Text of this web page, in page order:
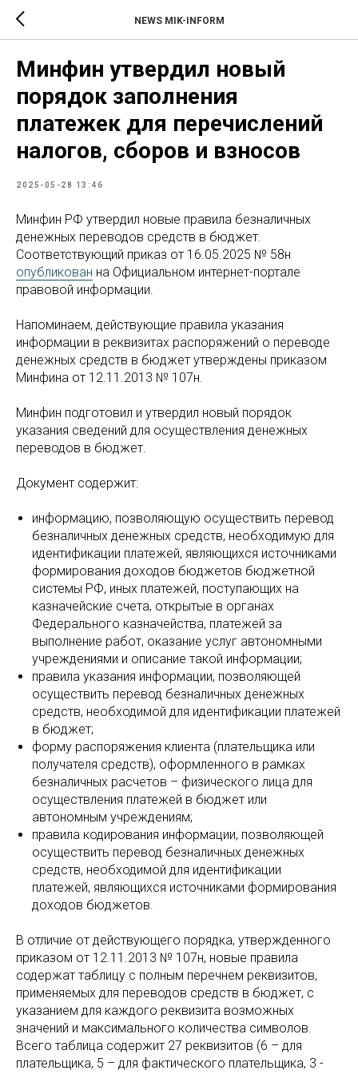
NEWS MIK-INFORM
Минфин утвердил новый
порядок заполнения
платежек для перечислений
налогов, сборов и взносов
2025-05-28 13:46
Минфин РФ утвердил новые правила безналичных
денежных переводов средств в бюджет.
Соответствующий приказ от 16.05.2025 № 58н
опубликован на Официальном интернет-портале
правовой информации.
Напоминаем, действующие правила указания
информации в реквизитах распоряжений о переводе
денежных средств в бюджет утверждены приказом
Минфина от 12.11.2013 № 107н.
Минфин подготовил и утвердил новый порядок
указания сведений для осуществления денежных
переводов в бюджет.
Документ содержит:
информацию, позволяющую осуществить перевод
безналичных денежных средств, необходимую для
идентификации платежей, являющихся источниками
формирования доходов бюджетов бюджетной
системы РФ, иных платежей, поступающих на
казначейские счета, открытые в органах
Федерального казначейства, платежей за
выполнение работ, оказание услуг автономными
учреждениями и описание такой информации;
правила указания информации, позволяющей
осуществить перевод безналичных денежных
средств, необходимой для идентификации платежей
в бюджет;
форму распоряжения клиента (плательщика или
получателя средств), оформленного в рамках
безналичных расчетов – физического лица для
осуществления платежей в бюджет или
автономным учреждениям;
правила кодирования информации, позволяющей
осуществить перевод безналичных денежных
средств, необходимой для идентификации
платежей, являющихся источниками формирования
доходов бюджетов.
В отличие от действующего порядка, утвержденного
приказом от 12.11.2013 № 107н, новые правила
содержат таблицу с полным перечнем реквизитов,
применяемых для переводов средств в бюджет, с
указанием для каждого реквизита возможных
значений и максимального количества символов.
Всего таблица содержит 27 реквизитов (6 – для
плательщика, 5 – для фактического плательщика, 3 -